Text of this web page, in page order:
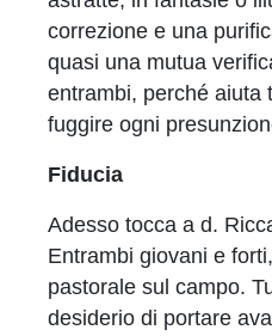
correzione e una
quasi una mutua
entrambi, perché aiuta
fuggire ogni
Fiducia
Adesso tocca a d.
Entrambi giovani e
pastorale sul campo.
desiderio di portare